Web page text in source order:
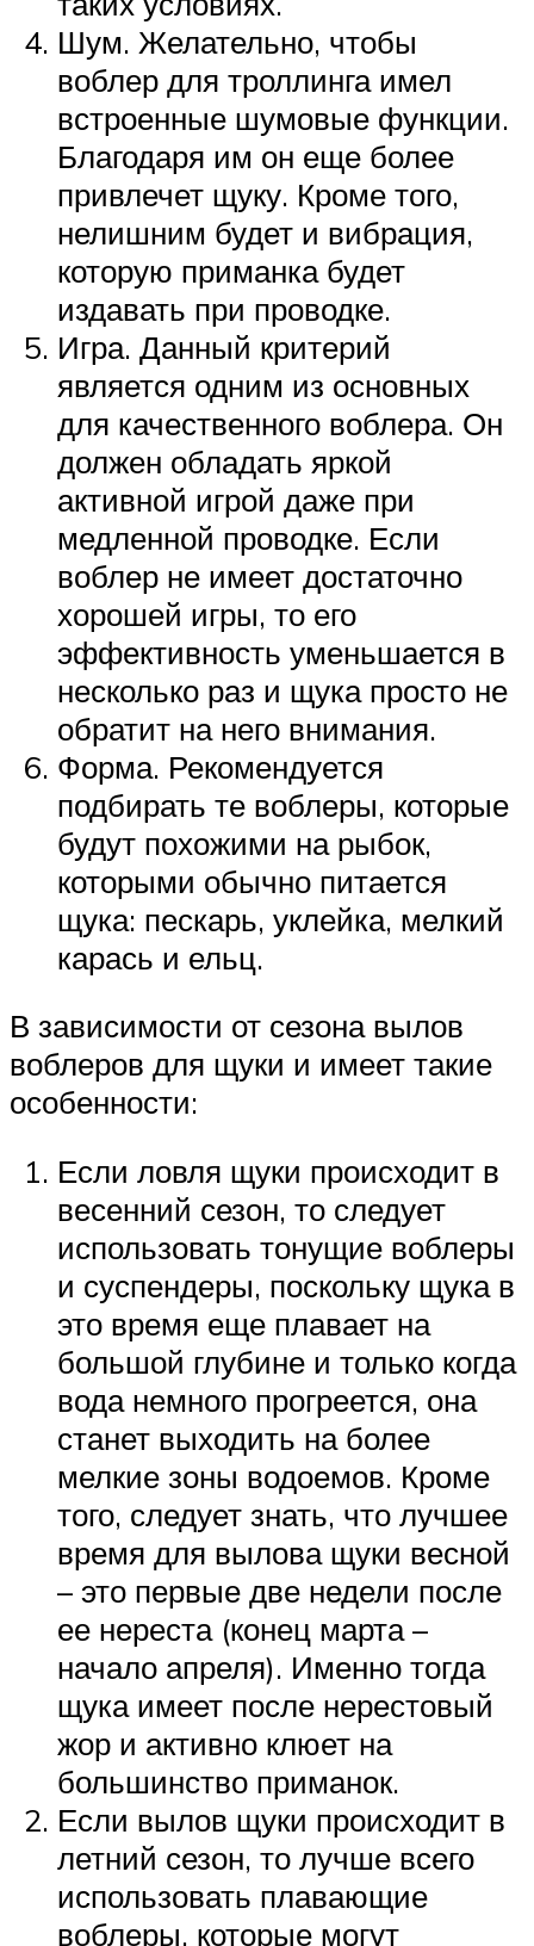
Шум. Желательно, чтобы
воблер для троллинга имел
встроенные шумовые функции.
Благодаря им он еще более
привлечет щуку. Кроме того,
нелишним будет и вибрация,
которую приманка будет
издавать при проводке.
Игра. Данный критерий
является одним из основных
для качественного воблера. Он
должен обладать яркой
активной игрой даже при
медленной проводке. Если
воблер не имеет достаточно
хорошей игры, то его
эффективность уменьшается в
несколько раз и щука просто не
обратит на него внимания.
Форма. Рекомендуется
подбирать те воблеры, которые
будут похожими на рыбок,
которыми обычно питается
щука: пескарь, уклейка, мелкий
карась и ельц.
В зависимости от сезона вылов
воблеров для щуки и имеет такие
особенности:
Если ловля щуки происходит в
весенний сезон, то следует
использовать тонущие воблеры
и суспендеры, поскольку щука в
это время еще плавает на
большой глубине и только когда
вода немного прогреется, она
станет выходить на более
мелкие зоны водоемов. Кроме
того, следует знать, что лучшее
время для вылова щуки весной
– это первые две недели после
ее нереста (конец марта –
начало апреля). Именно тогда
щука имеет после нерестовый
жор и активно клюет на
большинство приманок.
Если вылов щуки происходит в
летний сезон, то лучше всего
использовать плавающие
воблеры, которые могут